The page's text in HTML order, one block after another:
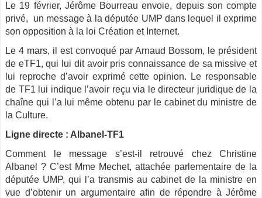
Le 19 février, Jérôme Bourreau envoie, depuis son compte
privé, un message à la députée UMP dans lequel il exprime
son opposition à la loi Création et Internet.
Le 4 mars, il est convoqué par Arnaud Bossom, le président
de eTF1, qui lui dit avoir pris connaissance de sa missive et
lui reproche d’avoir exprimé cette opinion. Le responsable
de TF1 lui indique l’avoir reçu via le directeur juridique de la
chaîne qui l’a lui même obtenu par le cabinet du ministre de
la Culture.
Ligne directe : Albanel-TF1
Comment le message s’est-il retrouvé chez Christine
Albanel ? C’est Mme Mechet, attachée parlementaire de la
députée UMP, qui l’a transmis au cabinet de la ministre en
vue d’obtenir un argumentaire afin de répondre à Jérôme